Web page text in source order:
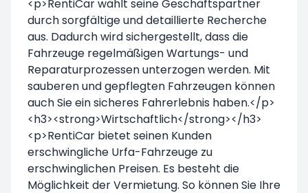
<p>RentiCar wählt seine Geschäftspartner
durch sorgfältige und detaillierte Recherche
aus. Dadurch wird sichergestellt, dass die
Fahrzeuge regelmäßigen Wartungs- und
Reparaturprozessen unterzogen werden. Mit
sauberen und gepflegten Fahrzeugen können
auch Sie ein sicheres Fahrerlebnis haben.</p>
<h3><strong>Wirtschaftlich</strong></h3>
<p>RentiCar bietet seinen Kunden
erschwingliche Urfa-Fahrzeuge zu
erschwinglichen Preisen. Es besteht die
Möglichkeit der Vermietung. So können Sie Ihre